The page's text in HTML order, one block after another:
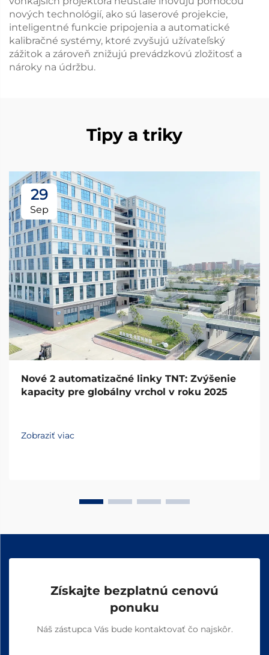
nových technológií, ako sú laserové projekcie,
inteligentné funkcie pripojenia a automatické
kalibračné systémy, ktoré zvyšujú užívateľský
zážitok a zároveň znižujú prevádzkovú zložitosť a
nároky na údržbu.
Tipy a triky
29
Sep
Nové 2 automatizačné linky TNT: Zvýšenie
kapacity pre globálny vrchol v roku 2025
Zobraziť viac
Získajte bezplatnú cenovú
ponuku
Náš zástupca Vás bude kontaktovať čo najskôr.